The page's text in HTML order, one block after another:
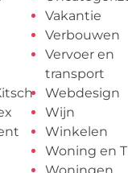
Vakantie
Verbouwen
Vervoer en
transport
Webdesign
Wijn
Winkelen
Woning en